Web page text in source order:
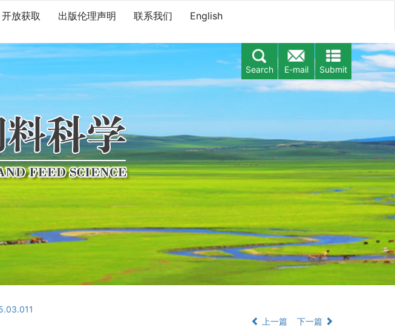
开放获取 出版伦理声明 联系我们 English
Submit
E-mail
Search
上一篇 下一篇